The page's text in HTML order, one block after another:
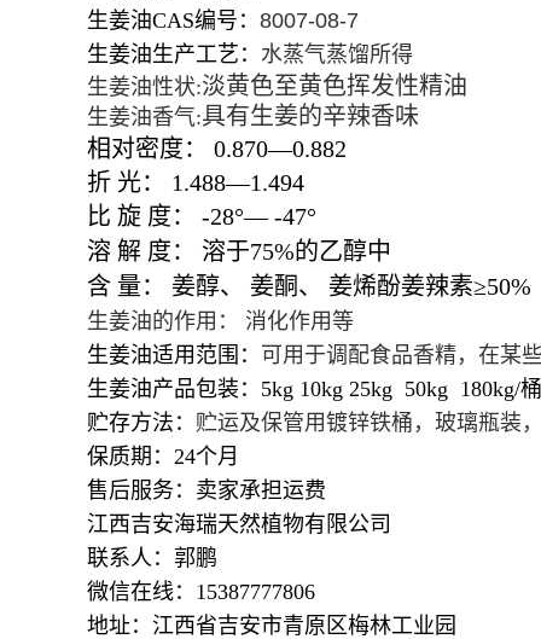
生姜油CAS编号： 8007-08-7
生姜油生产工艺： 水蒸气蒸馏所得
生姜油性状:淡黄色至黄色挥发性精油
生姜油香气:具有生姜的辛辣香味
相对密度：
0.870—0.882
折 光： 1.488—1.494
比 旋 度： -28°—-47°
溶 解 度： 溶于75%的乙醇中
含 量： 姜醇、 姜酮、 姜烯酚姜辣素≥50%
生姜油的作用： 消化作用等
生姜油适用范围： 可用于调配食品香精，在某
生姜油产品包装：5kg 10kg 25kg 50kg 180kg/桶
贮存方法： 贮运及保管用镀锌铁桶，玻璃瓶装
保质期：24个月
售后服务：卖家承担运费
江西吉安海瑞天然植物有限公司
联系人：郭鹏
微信在线：15387777806
地址：江西省吉安市青原区梅林工业园